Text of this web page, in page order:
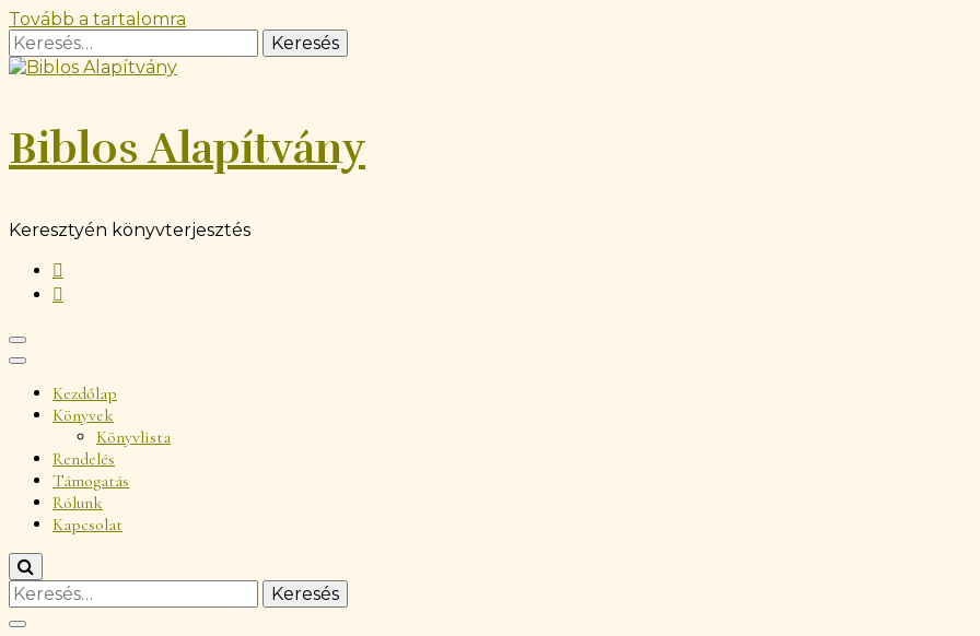
Tovább a tartalomra
Keresés:
Biblos Alapítvány
Keresztyén könyvterjesztés
Kezdőlap
Könyvek
Könyvlista
Rendelés
Támogatás
Rólunk
Kapcsolat
Keresés: